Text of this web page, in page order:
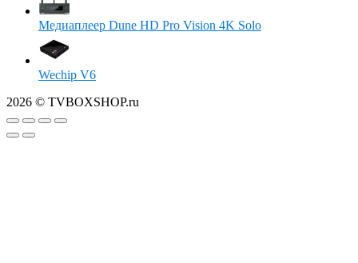
Медиаплеер Dune HD Pro Vision 4K Solo
Wechip V6
2026 © TVBOXSHOP.ru